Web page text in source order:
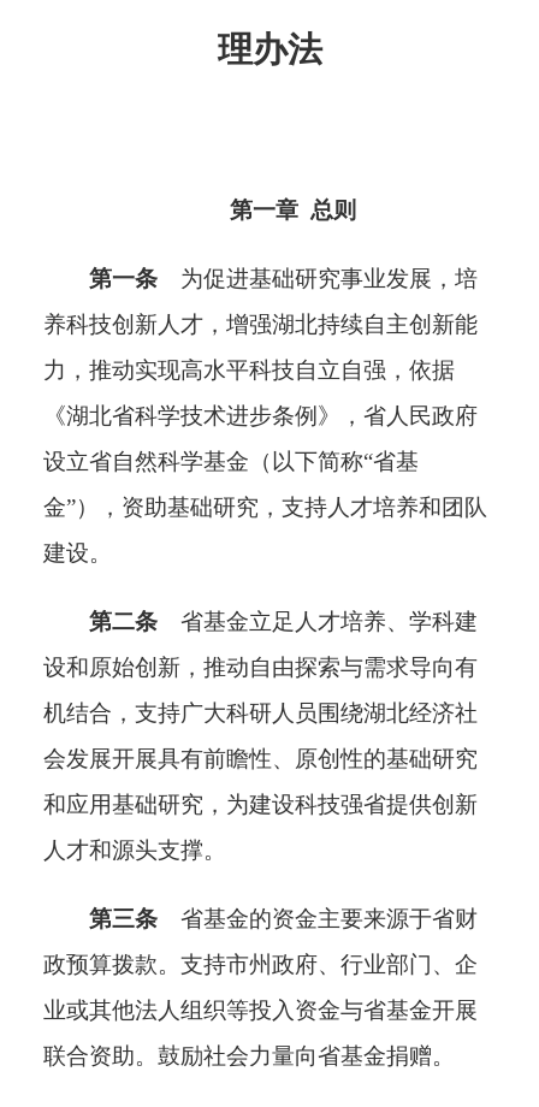
理办法
第一章 总则
第一条
为促进基础研究事业发展，培
养科技创新人才，增强湖北持续自主创新能
力， 推动实现高水平科技自立自强 ，依据
《湖北省科学技术进步条例》
， 省人民政府
设立省自然科学基金 （以下简称“省基
金”）， 资助基础研究，支持人才培养和团队
建设。
第二条
省基金立足人才培养、学科建
设和原始创新，推动自由探索与需求导向有
机结合，支持广大科研人员围绕湖北经济社
会发展开展具有前瞻性、原创性的基础研究
和应用基础研究，为建设科技强省提供创新
人才和源头支撑。
第三条 省基金的资金主要来源于省财
政预算拨款。 支持市州政府、行业部门、企
业或其他法人组织等投入资金与省基金开展
联合资助。鼓励社会力量向省基金捐赠。